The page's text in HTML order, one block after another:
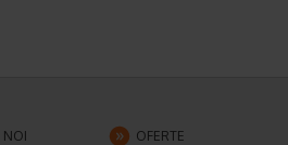
NOI OFERTE